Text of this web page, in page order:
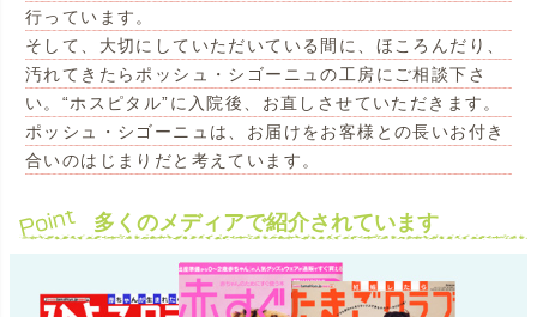
行っています。
そして、大切にしていただいている間に、ほころんだり、
汚れてきたらポッシュ・シゴーニュの工房にご相談下さ
い。“ホスピタル”に入院後、お直しさせていただきます。
ポッシュ・シゴーニュは、お届けをお客様との長いお付き
合いのはじまりだと考えています。
多くのメディアで紹介されています